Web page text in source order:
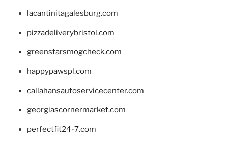
lacantinitagalesburg.com
pizzadeliverybristol.com
greenstarsmogcheck.com
happypawspl.com
callahansautoservicecenter.com
georgiascornermarket.com
perfectfit24-7.com